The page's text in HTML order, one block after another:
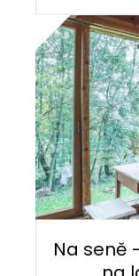
Na seně